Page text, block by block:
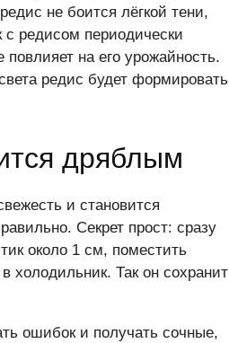
не боится лёгкой тени,
редисом периодически
на его урожайность.
редис будет формировать
дряблым
и становится
Секрет прост: сразу
около 1 см, поместить
холодильник. Так он сохранит
ошибок и получать сочные,